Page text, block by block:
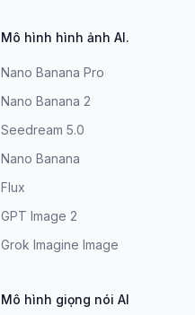
Mô hình hình ảnh AI.
Nano Banana Pro
Nano Banana 2
Seedream 5.0
Nano Banana
Flux
GPT Image 2
Grok Imagine Image
Mô hình giọng nói AI